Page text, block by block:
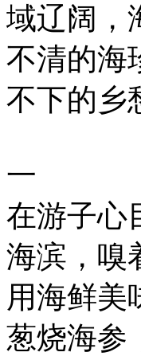
域辽阔，
不清的海
不下的乡
一
在游子心
海滨，嗅
用海鲜美
葱烧海参